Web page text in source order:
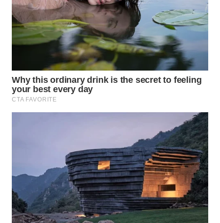
Wahana
Media
Group
NEWS
WAHANA
WAHANA
INFRASTRUKTUR
WAHANA
KONSUMEN